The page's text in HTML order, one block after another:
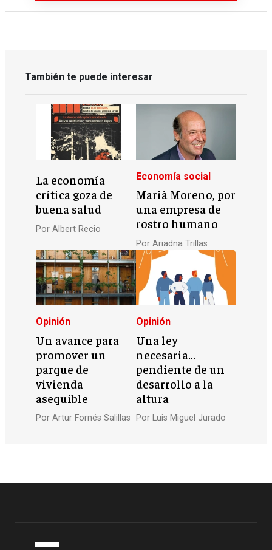
También te puede interesar
La economía
crítica goza de
buena salud
PorAlbert Recio
Economía social
Marià Moreno, por
una empresa de
rostro humano
Por Ariadna Trillas
Opinión
Un avance para
promover un
parque de
vivienda
asequible
PorArtur Fornés Salillas
Opinión
Una ley
necesaria…
pendiente de un
desarrollo a la
altura
Por Luis Miguel Jurado